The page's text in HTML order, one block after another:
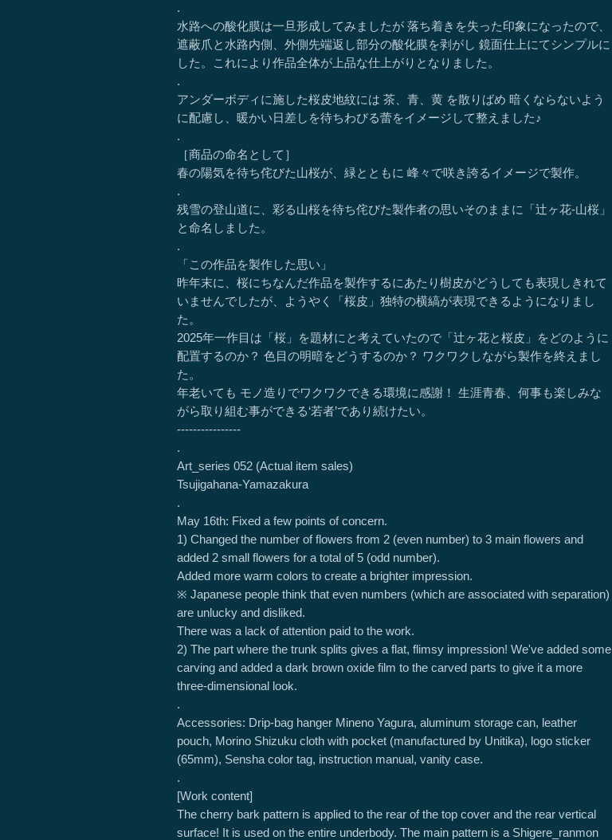
.
水路への酸化膜は一旦形成してみましたが 落ち着きを失った印象になったので、
遮蔽爪と水路内側、外側先端返し部分の酸化膜を剥がし 鏡面仕上にてシンプルに
した。これにより作品全体が上品な仕上がりとなりました。
.
アンダーボディに施した桜皮地紋には 茶、青、黄 を散りばめ 暗くならないよう
に配慮し、暖かい日差しを待ちわびる蕾をイメージして整えました♪
.
［商品の命名として］
春の陽気を待ち侘びた山桜が、緑とともに 峰々で咲き誇るイメージで製作。
.
残雪の登山道に、彩る山桜を待ち侘びた製作者の思いそのままに「辻ヶ花-山桜」
と命名しました。
.
「この作品を製作した思い」
昨年末に、桜にちなんだ作品を製作するにあたり樹皮がどうしても表現しきれて
いませんでしたが、ようやく「桜皮」独特の横縞が表現できるようになりまし
た。
2025年一作目は「桜」を題材にと考えていたので「辻ヶ花と桜皮」をどのように
配置するのか？ 色目の明暗をどうするのか？ ワクワクしながら製作を終えまし
た。
年老いても モノ造りでワクワクできる環境に感謝！ 生涯青春、何事も楽しみな
がら取り組む事ができる‘若者’であり続けたい。
----------------
.
Art_series 052 (Actual item sales)
Tsujigahana-Yamazakura
.
May 16th: Fixed a few points of concern.
1) Changed the number of flowers from 2 (even number) to 3 main flowers and
added 2 small flowers for a total of 5 (odd number).
Added more warm colors to create a brighter impression.
※ Japanese people think that even numbers (which are associated with separation)
are unlucky and disliked.
There was a lack of attention paid to the work.
2) The part where the trunk splits gives a flat, flimsy impression! We've added some
carving and added a dark brown oxide film to the carved parts to give it a more
three-dimensional look.
.
Accessories: Drip-bag hanger Mineno Yagura, aluminum storage can, leather
pouch, Morino Shizuku cloth with pocket (manufactured by Unitika), logo sticker
(65mm), Sensha color tag, instruction manual, vanity case.
.
[Work content]
The cherry bark pattern is applied to the rear of the top cover and the rear vertical
surface! It is used on the entire underbody. The main pattern is a Shigere_ranmon